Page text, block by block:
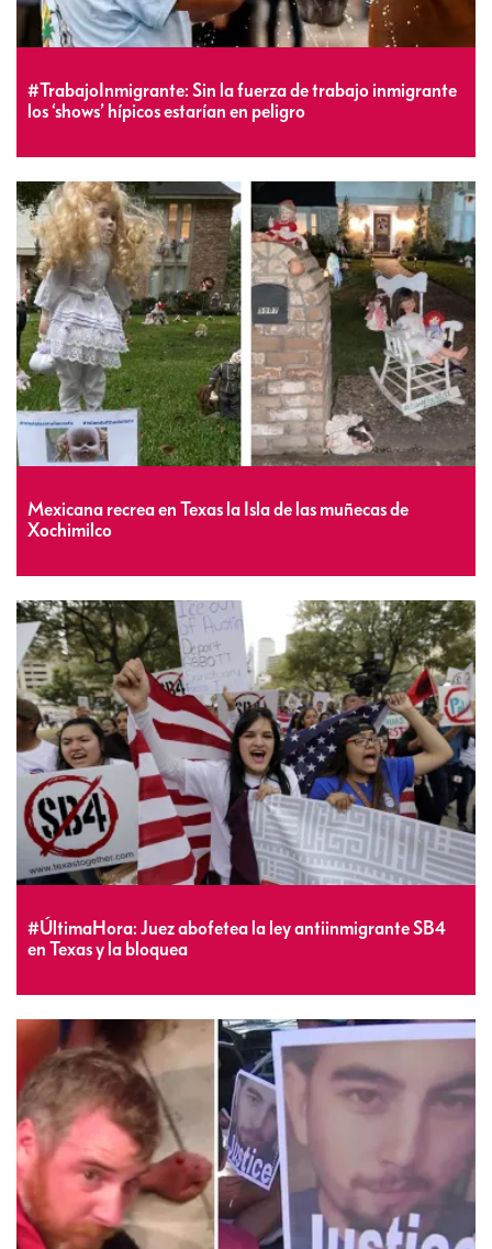
#TrabajoInmigrante: Sin la fuerza de trabajo inmigrante
los ‘shows’ hípicos estarían en peligro
Mexicana recrea en Texas la Isla de las muñecas de
Xochimilco
#ÚltimaHora: Juez abofetea la ley antiinmigrante SB4
en Texas y la bloquea